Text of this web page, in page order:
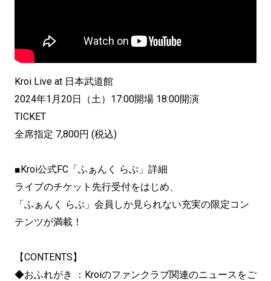
Kroi Live at 日本武道館
2024年1月20日（土）17:00開場 18:00開演
TICKET
全席指定 7,800円 (税込)
■Kroi公式FC「ふぁんく らぶ」詳細
ライブのチケット先行受付をはじめ、
「ふぁんく らぶ」会員しか見られない充実の限定コン
テンツが満載！
【CONTENTS】
◆おふれがき ：Kroiのファンクラブ関連のニュースをご